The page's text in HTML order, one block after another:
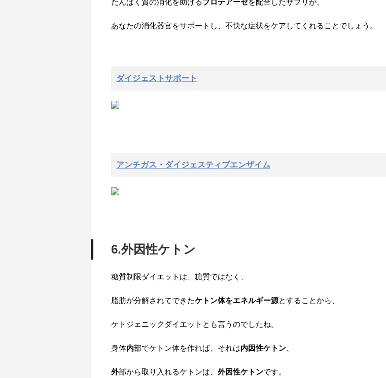
たんぱく質の消化を助けるプロテアーゼを配合したサプリが、
あなたの消化器官をサポートし、不快な症状をケアしてくれることでしょう。
ダイジェストサポート
アンチガス・ダイジェスティブエンザイム
6.外因性ケトン
糖質制限ダイエットは、糖質ではなく、
脂肪が分解されてできたケトン体をエネルギー源とすることから、
ケトジェニックダイエットとも言うのでしたね。
身体内部でケトン体を作れば、それは内因性ケトン
外部から取り入れるケトンは、 外因性ケトンです。